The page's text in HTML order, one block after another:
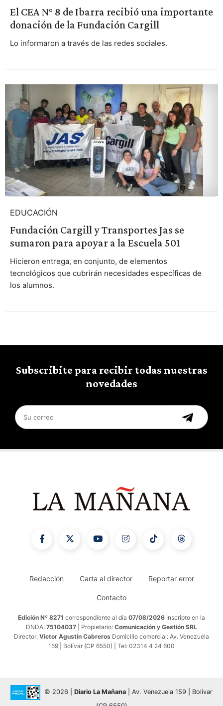
El CEA N° 8 de Ibarra recibió una importante
donación de la Fundación Cargill
Lo informaron a través de las redes sociales.
EDUCACIÓN
Fundación Cargill y Transportes Jas se
sumaron para apoyar a la Escuela 501
Hicieron entrega, en conjunto, de elementos
tecnológicos que cubrirán necesidades específicas de
los alumnos.
Subscribite para recibir todas nuestras
novedades
Redacción Carta al director Reportar error
Contacto
Edición Nº 8271 correspondiente al día 07/08/2026 Inscripto en la
DNDA: 75104037 | Propietario: Comunicación y Gestión SRL
Director: Victor Agustín Cabreros Domicilio comercial: Av. Venezuela
159 | Bolívar (CP 6550) | Tel: 02314 4 24 600
© 2026 | Diario La Mañana | Av. Venezuela 159 | Bolívar